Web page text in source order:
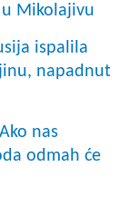
Mikolajivu
ispalila
napadnut
nas
odmah će